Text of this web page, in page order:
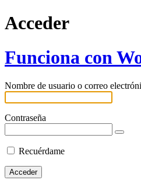
Acceder
Funciona con
Nombre de usuario o correo
Contraseña
Recuérdame